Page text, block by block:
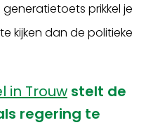
prikkel je
kijken dan de politieke
in Trouw stelt de
regering te